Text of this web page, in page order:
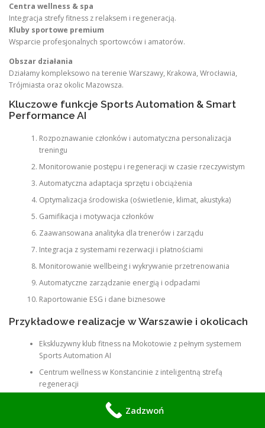
Centra wellness & spa
Integracja strefy fitness z relaksem i regeneracją.
Kluby sportowe premium
Wsparcie profesjonalnych sportowców i amatorów.
Obszar działania
Działamy kompleksowo na terenie Warszawy, Krakowa, Wrocławia,
Trójmiasta oraz okolic Mazowsza.
Kluczowe funkcje Sports Automation & Smart
Performance AI
Rozpoznawanie członków i automatyczna personalizacja
treningu
Monitorowanie postępu i regeneracji w czasie rzeczywistym
Automatyczna adaptacja sprzętu i obciążenia
Optymalizacja środowiska (oświetlenie, klimat, akustyka)
Gamifikacja i motywacja członków
Zaawansowana analityka dla trenerów i zarządu
Integracja z systemami rezerwacji i płatnościami
Monitorowanie wellbeing i wykrywanie przetrenowania
Automatyczne zarządzanie energią i odpadami
Raportowanie ESG i dane biznesowe
Przykładowe realizacje w Warszawie i okolicach
Ekskluzywny klub fitness na Mokotowie z pełnym systemem
Sports Automation AI
Centrum wellness w Konstancinie z inteligentną strefą
regeneracji
Premium siłownia w Ząbkach z zaawansowaną analityką
Klub sportowy w Piasecznie z kompleksowym rozwiązaniem
Zadzwoń